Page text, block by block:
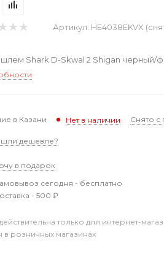
Артикул: HE4038EKVX
Shark D-Skwal 2 Shigan черный/
в Казани Нет в наличии Снято с
дешевле?
в подарок
сегодня - бесплатно
- 500 ₽
только для интернет-
в розничных магазинах